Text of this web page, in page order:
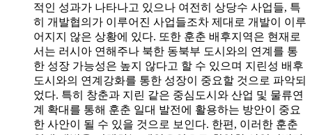
적인 성과가 나타나고 있으나 여전히 상당수 사업들, 특
히 개발협의가 이루어진 사업들조차 제대로 개발이 이루
어지지 않은 상황에 있다. 또한 훈춘 배후지역은 현재로
서는 러시아 연해주나 북한 동북부 도시와의 연계를 통
한 성장 가능성은 높지 않다고 할 수 있으며 지린성 배후
도시와의 연계강화를 통한 성장이 중요할 것으로 파악되
었다. 특히 창춘과 지린 같은 중심도시와 산업 및 물류연
계 확대를 통해 훈춘 일대 발전에 활용하는 방안이 중요
한 사안이 될 수 있을 것으로 보인다. 한편, 이러한 훈춘